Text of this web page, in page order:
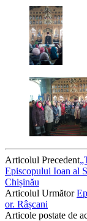
Articolul Precedent
Episcopului Ioan al
Chișinău
Articolul Următor
or. Râșcani
Articole postate de